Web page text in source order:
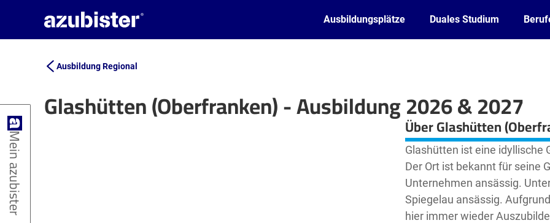
Ausbildungsplätze Duales Studium
Ausbildung Regional
Glashütten (Oberfranken) - Ausbildung 2026 & 2027
Leaflet| ©OpenStreetMap2contributors Über Glashütten
Glashütten ist eine idyllische
Der Ort ist bekannt für seine
Unternehmen ansässig.
Spiegelau ansässig.
hier immer wieder
Mein azubister